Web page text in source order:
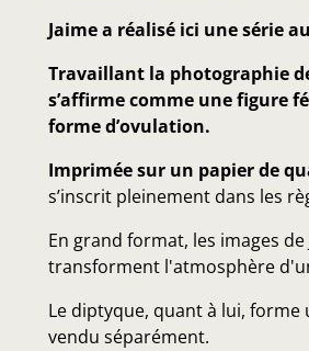
Jaime a réalisé ici une série
Travaillant la photographie
s’affirme comme une figure
forme d’ovulation.
Imprimée sur un papier de
s’inscrit pleinement dans les
En grand format, les images
transforment l'atmosphère
Le diptyque, quant à lui,
vendu séparément.